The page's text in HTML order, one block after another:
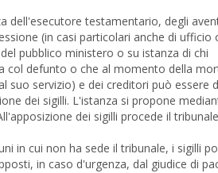
dell'esecutore testamentario, degli
(in casi particolari anche di ufficio
pubblico ministero o su istanza di chi
col defunto o che al momento della
suo servizio) e dei creditori può essere
dei sigilli. L'istanza si propone
dei sigilli procede il
in cui non ha sede il tribunale, i sigilli
in caso d'urgenza, dal giudice di